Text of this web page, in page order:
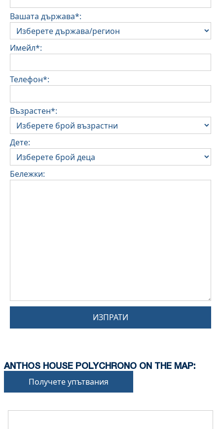
Вашата държава*:
Имейл*:
Телефон*:
Възрастен*:
Дете:
Бележки:
ИЗПРАТИ
ANTHOS HOUSE POLYCHRONO ON THE MAP:
Получете упътвания